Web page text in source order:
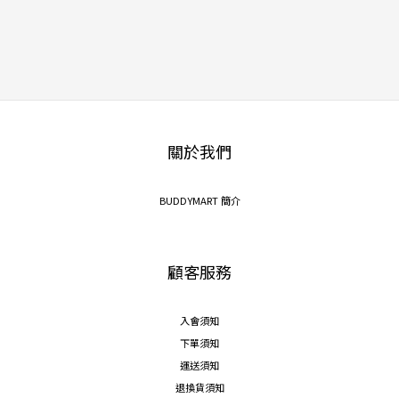
關於我們
BUDDYMART 簡介
顧客服務
入會須知
下單須知
運送須知
退換貨須知